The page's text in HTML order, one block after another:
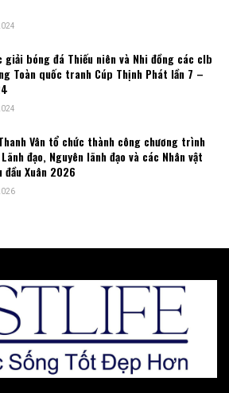
giải bóng đá Thiếu niên và Nhi đồng các clb
Toàn quốc tranh Cúp Thịnh Phát lần 7 –
Vân tổ chức thành công chương trình
đạo, Nguyên lãnh đạo và các Nhân vật
Xuân 2026